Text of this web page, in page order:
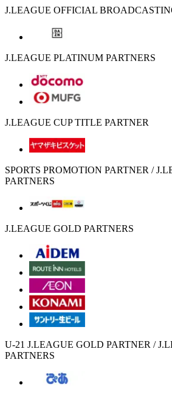
J.LEAGUE OFFICIAL
J.LEAGUE PLATINUM PARTNERS
J.LEAGUE CUP TITLE PARTNER
SPORTS PROMOTION PARTNER /
PARTNERS
J.LEAGUE GOLD PARTNERS
U-21 J.LEAGUE GOLD PARTNER /
PARTNERS